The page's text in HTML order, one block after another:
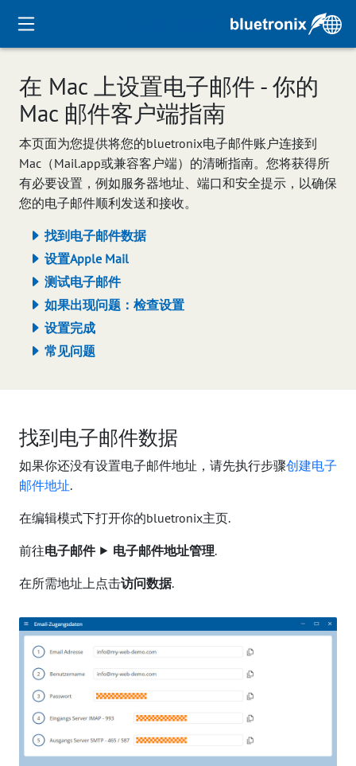
在 Mac 上设置电子邮件 - 你的
Mac 邮件客户端指南
本页面为您提供将您的bluetronix电子邮件账户连接到
Mac（Mail.app或兼容客户端）的清晰指南。您将获得所
有必要设置，例如服务器地址、端口和安全提示，以确保
您的电子邮件顺利发送和接收。
找到电子邮件数据
设置Apple Mail
测试电子邮件
如果出现问题：检查设置
设置完成
常见问题
找到电子邮件数据
如果你还没有设置电子邮件地址，请先执行步骤创建电子
邮件地址.
在编辑模式下打开你的bluetronix主页.
前往电子邮件⯈ 电子邮件地址管理.
在所需地址上点击访问数据.